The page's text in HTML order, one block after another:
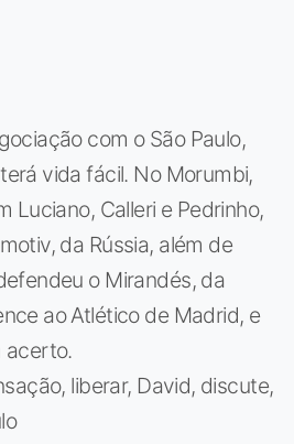
com o São Paulo,
vida fácil. No Morumbi,
Luciano, Calleri e Pedrinho,
da Rússia, além de
o Mirandés, da
ao Atlético de Madrid, e
acerto.
liberar, David, discute,